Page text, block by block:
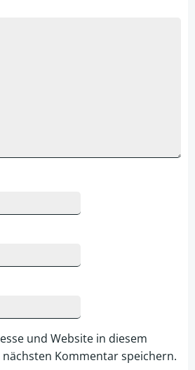
und Website in diesem
Kommentar speichern.